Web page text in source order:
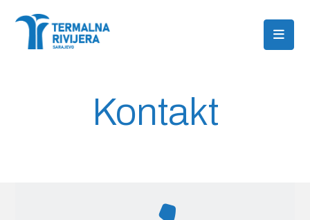
Kontakt